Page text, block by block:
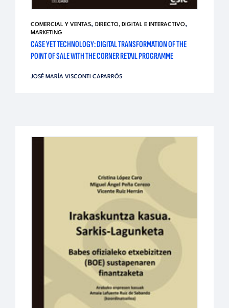
COMERCIAL Y VENTAS, DIRECTO, DIGITAL E INTERACTIVO,
MARKETING
CASE YET TECHNOLOGY: DIGITAL TRANSFORMATION OF THE
POINT OF SALE WITH THE CORNER RETAIL PROGRAMME
JOSÉ MARÍA VISCONTI CAPARRÓS